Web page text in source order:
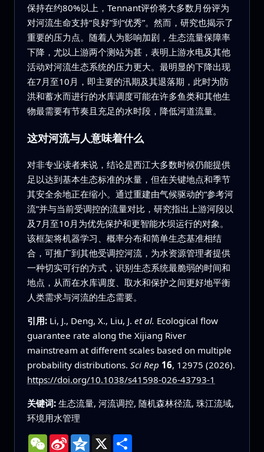
保持在约80%以上，Tennant评价将大多数月份评为
对河流生命支持“良好”到“优秀”。然而，研究也揭示了
重要的压力点。随着人为影响加剧，生态流量保障率
下降，尤以上游两个测站为甚，表明上游水电及其他
活动对河流生态系统的压力更大。最明显的下降出现
在7月至10月，即主要的汛期及其退落期，此时为防
洪和蓄水而进行的水库调度可能在许多鱼类和其他生
物最需要有节奏且充足的水时段，降低河道流量。
这对河流与人意味着什么
对非专业读者来说，结论是西江大多数时候仍能提供
足以达到基本生态标准的水量，但在关键地点和季节
其安全余地正在缩小。通过重建由气候驱动的“参考河
流”并与当前受调控的流量对比，研究指出上游河段以
及7月至10月为优先保护和更智能水坝运行的对象。
该框架将机器学习、概率分布和简单生态基准相结
合，可推广到其他受调控河流，为水资源管理者提供
一种切实可行的方式，识别生态系统最脆弱的时间和
地点，从而在水库调度、取水和保护之间更好地平衡
人类需求与河流的生态需要。
引用: Li, J., Deng, X., Liu, J. et al. Ecological flow
guarantee rate along the Xijiang River
mainstream at different scales based on multiple
probability distributions. Sci Rep 16, 12975 (2026).
https://doi.org/10.1038/s41598-026-43793-1
关键词: 生态流量, 河流调控, 随机森林径流, 珠江流域,
环境用水管理
WeChat
Sina
Weibo
Qzone
X 分
享